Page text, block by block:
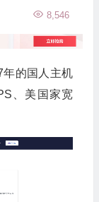
8,546
年的国人主机
、美国家宽